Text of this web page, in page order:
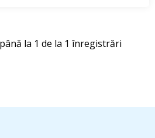
la 1 de la 1 înregistrări